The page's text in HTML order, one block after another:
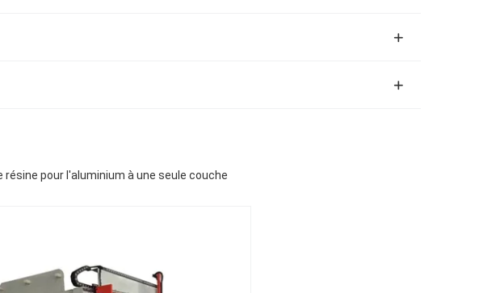
pour l'aluminium à une seule couche